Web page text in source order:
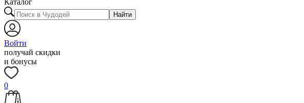
Каталог
Найти
Войти
получай скидки
и бонусы
0